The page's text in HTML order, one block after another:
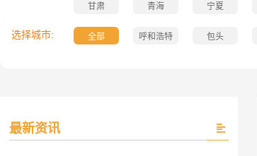
甘肃 青海 宁夏
选择城市: 全部 呼和浩特 包头
最新资讯